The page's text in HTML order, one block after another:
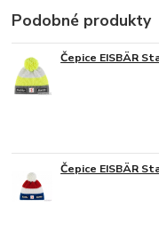
Podobné produkty
Čepice EISBÄR
Čepice EISBÄR